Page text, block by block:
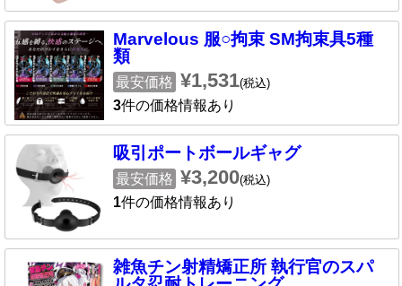
Marvelous 服○拘束 SM拘束具5種
類
最安価格 ¥1,531(税込)
3件の価格情報あり
吸引ポートボールギャグ
最安価格 ¥3,200(税込)
1件の価格情報あり
雑魚チン射精矯正所 執行官のスパ